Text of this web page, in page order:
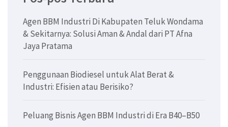
Agen BBM Industri Di Kabupaten Teluk Wondama
& Sekitarnya: Solusi Aman & Andal dari PT Afna
Jaya Pratama
Penggunaan Biodiesel untuk Alat Berat &
Industri: Efisien atau Berisiko?
Peluang Bisnis Agen BBM Industri di Era B40–B50